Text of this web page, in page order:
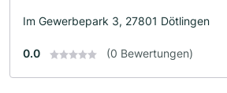
Im Gewerbepark 3, 27801 Dötlingen
0.0 (0 Bewertungen)